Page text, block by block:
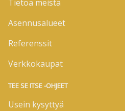
Tietoa meistä
Asennusalueet
Referenssit
Verkkokaupat
TEE SE ITSE -OHJEET
Usein kysyttyä